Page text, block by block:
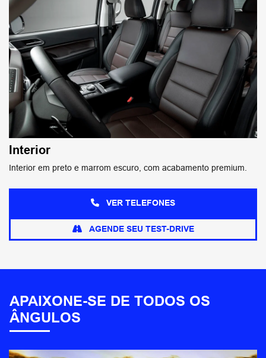
Interior
Interior em preto e marrom escuro, com acabamento premium.
VER TELEFONES
AGENDE SEU TEST-DRIVE
APAIXONE-SE DE TODOS OS
ÂNGULOS